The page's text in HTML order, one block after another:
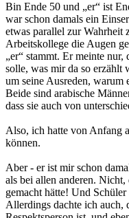
Bin Ende 50 und „er“ ist
war schon damals ein
etwas parallel zur Wahrheit
Arbeitskollege die Augen
„er“ stammt. Er meinte
solle, was mir da so erzählt
um seine Ausreden, warum
Beide sind arabische
dass sie auch von
Also, ich hatte von Anfang
können.
Aber - er ist mir schon
als bei allen anderen.
gemacht hätte! Und
Allerdings dachte ich auch,